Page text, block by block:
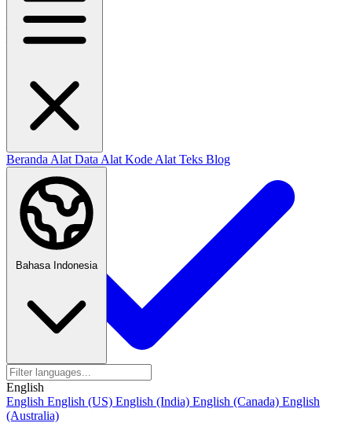
العربية
हिन्दी
Bahasa
Beranda Alat Data Alat Kode Alat Teks Blog
Bahasa Indonesia
English
English English (US) English (India) English (Canada) English
(Australia)